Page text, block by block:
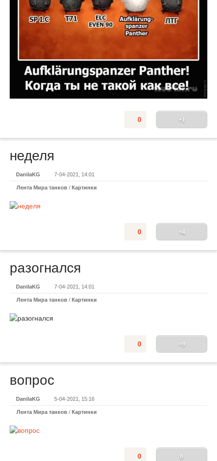
+1
0
неделя
DanilaKG 7-04-2021, 14:01
Лента Мира танков / Картинки
+4
0
разогнался
DanilaKG 7-04-2021, 14:01
Лента Мира танков / Картинки
+9
0
вопрос
DanilaKG 5-04-2021, 15:16
Лента Мира танков / Картинки
0
0